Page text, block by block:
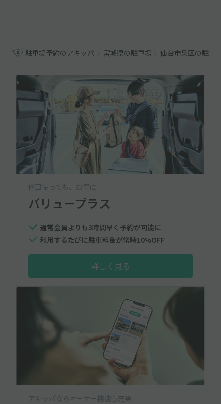
駐車場予約のアキッパ 宮城県の駐車場 仙台市泉区の駐車
何回使っても、お得に
バリュープラス
通常会員よりも3時間早く予約が可能に
利用するたびに駐車料金が常時10%OFF
詳しく見る
アキッパならオーナー機能も充実